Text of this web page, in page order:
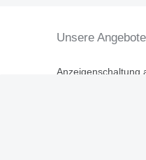
Unsere Angebote
Anzeigenschaltung